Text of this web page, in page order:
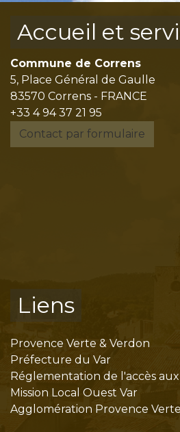
Accueil et
Commune de Correns
5, Place Général de Gaulle
83570 Correns - FRANCE
+33 4 94 37 21 95
Contact par formulaire
Liens
Provence Verte & Verdon
Préfecture du Var
Réglementation de l'accès aux
Mission Local Ouest Var
Agglomération Provence Verte